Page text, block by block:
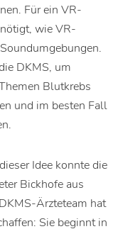
Für ein VR-
wie VR-
DKMS, um
Blutkrebs
und im besten Fall
Idee konnte die
Bickhofe aus
Ärzteteam hat
Sie beginnt in